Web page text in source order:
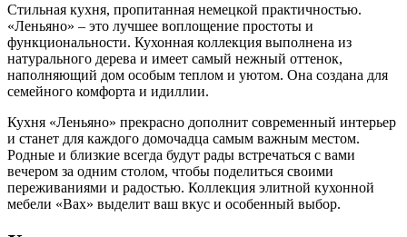
Стильная кухня, пропитанная немецкой практичностью.
«Леньяно» – это лучшее воплощение простоты и
функциональности. Кухонная коллекция выполнена из
натурального дерева и имеет самый нежный оттенок,
наполняющий дом особым теплом и уютом. Она создана для
семейного комфорта и идиллии.
Кухня «Леньяно» прекрасно дополнит современный интерьер
и станет для каждого домочадца самым важным местом.
Родные и близкие всегда будут рады встречаться с вами
вечером за одним столом, чтобы поделиться своими
переживаниями и радостью. Коллекция элитной кухонной
мебели «Bax» выделит ваш вкус и особенный выбор.